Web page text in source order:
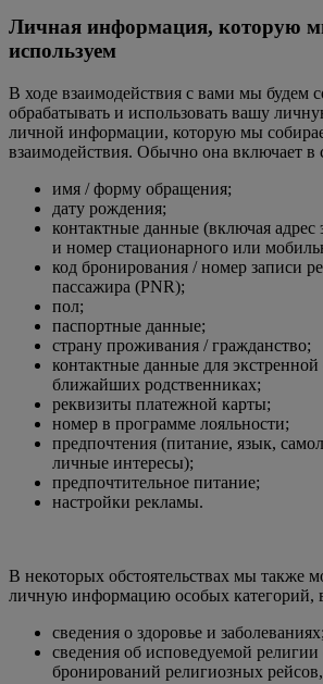
Личная информация, которую
используем
В ходе взаимодействия с вами мы будем
обрабатывать и использовать вашу
личной информации, которую мы
взаимодействия. Обычно она включает в
имя / форму обращения;
дату рождения;
контактные данные (включая адрес
и номер стационарного или
код бронирования / номер записи
пассажира (PNR);
пол;
паспортные данные;
страну проживания / гражданство;
контактные данные для экстренной
ближайших родственниках;
реквизиты платежной карты;
номер в программе лояльности;
предпочтения (питание, язык,
личные интересы);
предпочтительное питание;
настройки рекламы.
В некоторых обстоятельствах мы также
личную информацию особых категорий,
сведения о здоровье и заболеваниях;
сведения об исповедуемой
бронирований религиозных